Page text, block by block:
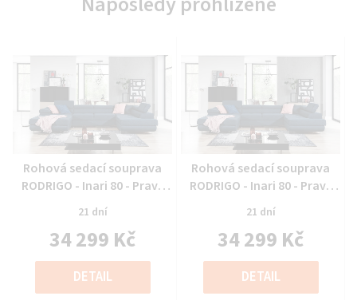
Průměrné
hodnocení
produktu
je
0,0
5
hvězdiček.
Rohová sedací souprava
RODRIGO - Inari 80 - Pravý
roh
21 dní
34 299 Kč
Měrná
cena:
DETAIL
Průměrné
hodnocení
produktu
je
0,0
5
hvězdiček.
Rohová sedací souprava
RODRIGO - Inari 80 - Pravý
roh
21 dní
34 299 Kč
Měrná
cena:
DETAIL